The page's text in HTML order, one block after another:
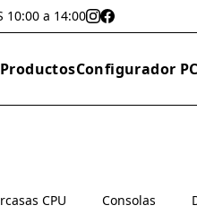
10:00 a 14:00
ProductosConfigurador PC
CPU Consolas